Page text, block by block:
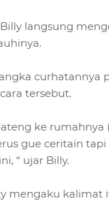
langsung
curhatannya
tersebut.
ke rumahnya
gue ceritain tapi
“ ujar Billy.
mengaku kalimat